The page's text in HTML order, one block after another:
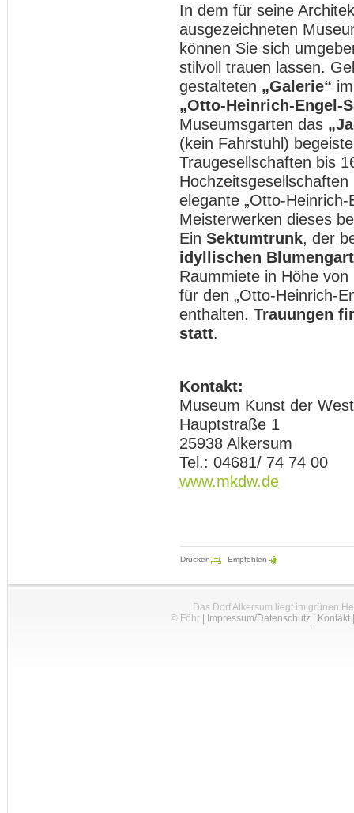
In dem für seine
ausgezeichneten
können Sie sich
stilvoll trauen lassen.
gestalteten „Galerie“
„Otto-Heinrich-Engel-
Museumsgarten das
(kein Fahrstuhl)
Traugesellschaften bis
elegante „Otto-
Meisterwerken dieses
Ein Sektumtrunk, der
idyllischen
Raummiete in Höhe
für den „Otto-Heinrich-
enthalten. Trauungen
statt.
Kontakt:
Museum Kunst der
Hauptstraße 1
25938 Alkersum
Tel.: 04681/ 74 74 00
www.mkdw.de
Drucken Empfehlen
Das Dorf Alkersum liegt im grünen
© Föhr| Impressum/Datenschutz| Kontakt